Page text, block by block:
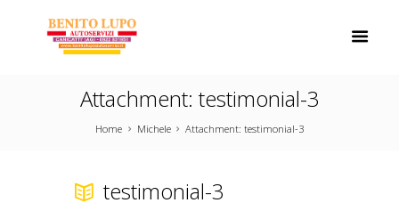
Attachment: testimonial-3
Home Michele Attachment: testimonial-3
testimonial-3